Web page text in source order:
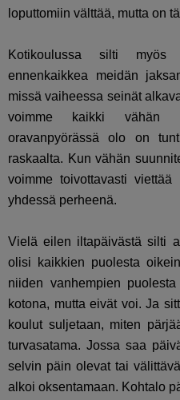
loputtomiin välttää, mutta on
Kotikoulussa silti myös
ennenkaikkea meidän
missä vaiheessa seinät
voimme kaikki vähän
oravanpyörässä olo on
raskaalta. Kun vähän
voimme toivottavasti
yhdessä perheenä.
Vielä eilen iltapäivästä silti
olisi kaikkien puolesta
niiden vanhempien
kotona, mutta eivät voi. Ja
koulut suljetaan, miten
turvasatama. Jossa saa
selvin päin olevat tai
alkoi oksentamaan. Kohtalo